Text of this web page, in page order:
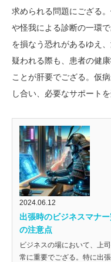
求められる問題にござる
や怪我による診断の一環
を損なう恐れがあるゆえ
疑われる際も、患者の健
ことが肝要でござる。仮
し合い、必要なサポート
2024.06.12
出張時のビジネスマナ
の注意点
ビジネスの場において、上
常に重要でござる。特に出